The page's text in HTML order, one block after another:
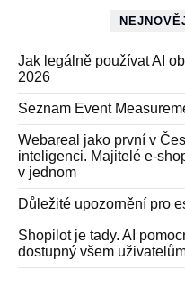
Jak legálně používat AI
2026
Seznam Event
Webareal jako první v
inteligenci. Majitelé e-
v jednom
Důležité upozornění pro
Shopilot je tady. AI
dostupný všem